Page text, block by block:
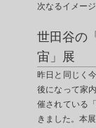
次なるイメー
世田谷の
宙」展
昨日と同じく
後になって家
催されている
きました。本